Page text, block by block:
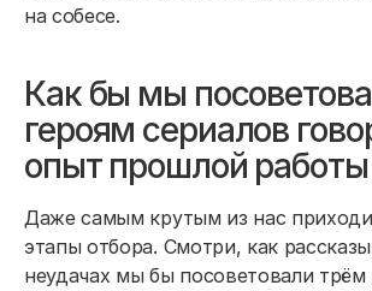
на собесе.
Как бы мы
героям сериалов
опыт прошлой работы
Даже самым крутым из нас
этапы отбора. Смотри, как
неудачах мы бы посоветовали трём